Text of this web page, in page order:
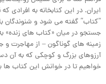
ایران. در این کتابخانه به افرادی
“کتاب” گفته می شود و شنوندگان با
جستجو در میان «کتاب های زنده»
زمینه های گوناگون – از مهاجرت
آرزوهای بزرگ و کوچکی که به آن
خواهیم تا در خوانش این کتاب ها